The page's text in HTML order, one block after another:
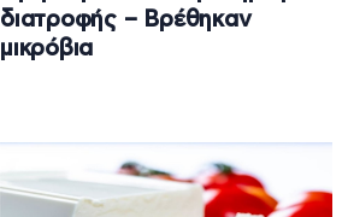
διατροφής – Βρέθηκαν
μικρόβια